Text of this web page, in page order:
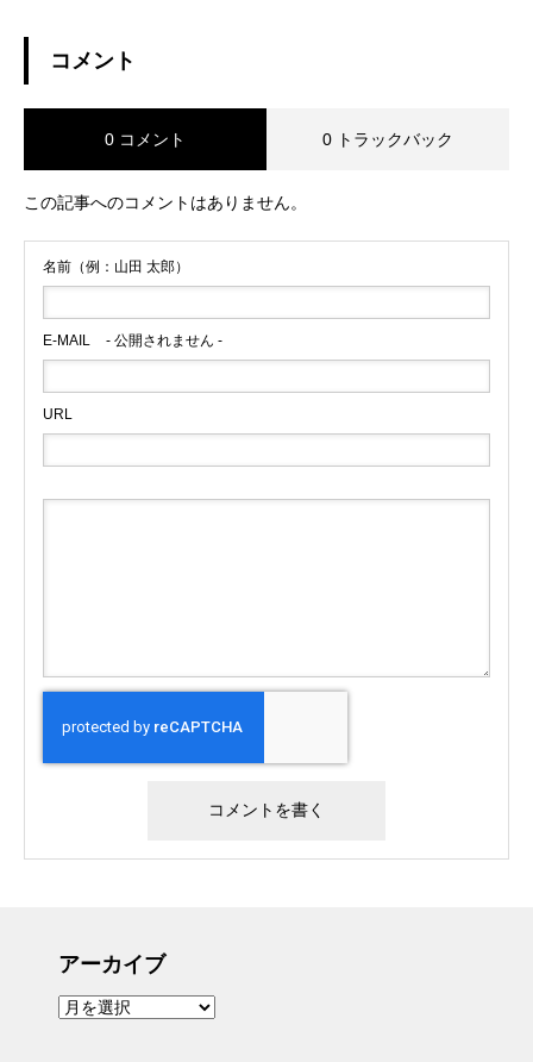
コメント
0 コメント 0 トラックバック
この記事へのコメントはありません。
名前（例：山田 太郎）
E-MAIL - 公開されません -
URL
アーカイブ
ア
ー